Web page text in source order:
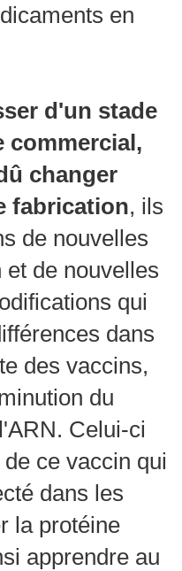
en
d'un stade
commercial,
changer
fabrication, ils
de nouvelles
de nouvelles
qui
dans
des vaccins,
du
. Celui-ci
ce vaccin qui
dans les
la protéine
apprendre au